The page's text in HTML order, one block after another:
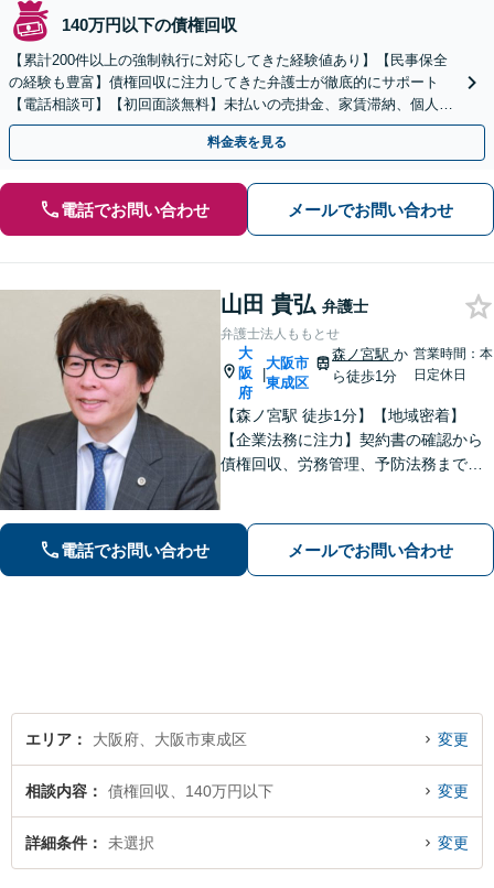
140万円以下の債権回収
【累計200件以上の強制執行に対応してきた経験値あり】【民事保全
の経験も豊富】債権回収に注力してきた弁護士が徹底的にサポート
【電話相談可】【初回面談無料】未払いの売掛金、家賃滞納、個人間
のお金の貸し借りなど【関西エリア対応】
料金表を見る
電話でお問い合わせ メールでお問い合わせ
山田 貴弘 弁護士
弁護士法人ももとせ
大
阪
府
|
大阪市
東成区
森ノ宮駅か
ら徒歩1分
営業時間：本
日定休日
【森ノ宮駅 徒歩1分】【地域密着】
【企業法務に注力】契約書の確認から
債権回収、労務管理、予防法務までサ
で、まずはお気軽にご相談ください。
電話でお問い合わせ メールでお問い合わせ
エリア 大阪府、大阪市東成区 変更
相談内容 債権回収、140万円以下 変更
詳細条件 未選択 変更